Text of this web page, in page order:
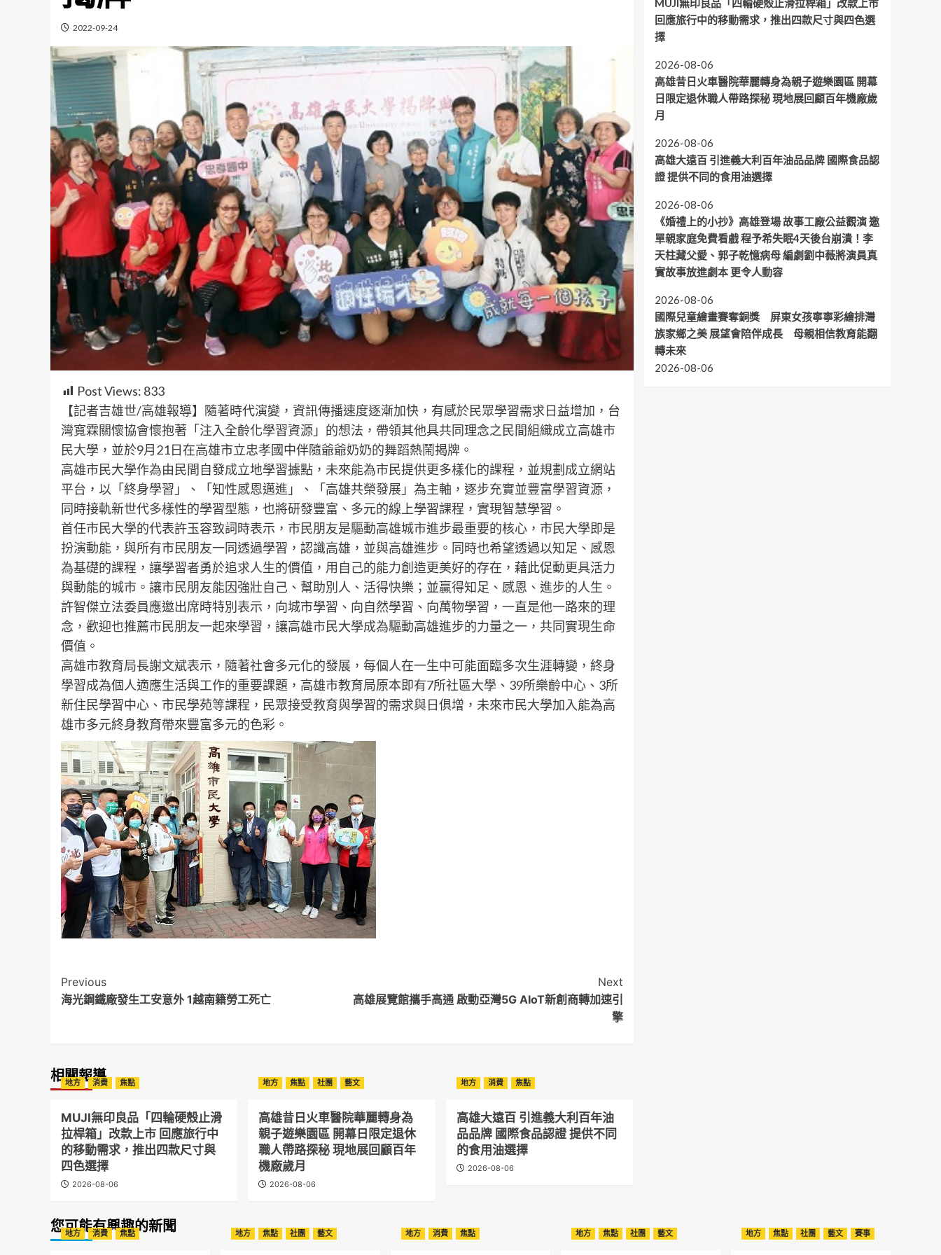
2022-09-24
Post Views: 833
【記者吉雄世/高雄報導】隨著時代演變，資訊傳播速度逐漸加快，有感於民眾學習需求日益增加，台
灣寬霖關懷協會懷抱著「注入全齡化學習資源」的想法，帶領其他具共同理念之民間組織成立高雄市
民大學，並於9月21日在高雄市立忠孝國中伴隨爺爺奶奶的舞蹈熱鬧揭牌。
高雄市民大學作為由民間自發成立地學習據點，未來能為市民提供更多樣化的課程，並規劃成立網站
平台，以「終身學習」、「知性感恩邁進」、「高雄共榮發展」為主軸，逐步充實並豐富學習資源，
同時接軌新世代多樣性的學習型態，也將研發豐富、多元的線上學習課程，實現智慧學習。
首任市民大學的代表許玉容致詞時表示，市民朋友是驅動高雄城市進步最重要的核心，市民大學即是
扮演動能，與所有市民朋友一同透過學習，認識高雄，並與高雄進步。同時也希望透過以知足、感恩
為基礎的課程，讓學習者勇於追求人生的價值，用自己的能力創造更美好的存在，藉此促動更具活力
與動能的城市。讓市民朋友能因強壯自己、幫助別人、活得快樂；並贏得知足、感恩、進步的人生。
許智傑立法委員應邀出席時特別表示，向城市學習、向自然學習、向萬物學習，一直是他一路來的理
念，歡迎也推薦市民朋友一起來學習，讓高雄市民大學成為驅動高雄進步的力量之一，共同實現生命
價值。
高雄市教育局長謝文斌表示，隨著社會多元化的發展，每個人在一生中可能面臨多次生涯轉變，終身
學習成為個人適應生活與工作的重要課題，高雄市教育局原本即有7所社區大學、39所樂齡中心、3所
新住民學習中心、市民學苑等課程，民眾接受教育與學習的需求與日俱增，未來市民大學加入能為高
雄市多元終身教育帶來豐富多元的色彩。
Post
Navigation
Previous
海光鋼鐵廠發生工安意外 1越南籍勞工死亡
Next
高雄展覽館攜手高通 啟動亞灣5G AIoT新創商轉加速引
擎
相關報導
地方 消費 焦點
MUJI無印良品「四輪硬殼止滑
拉桿箱」改款上市 回應旅行中
的移動需求，推出四款尺寸與
四色選擇
2026-08-06
地方 焦點 社團 藝文
高雄昔日火車醫院華麗轉身為
親子遊樂園區 開幕日限定退休
職人帶路探秘 現地展回顧百年
機廠歲月
2026-08-06
地方 消費 焦點
高雄大遠百 引進義大利百年油
品品牌 國際食品認證 提供不同
的食用油選擇
2026-08-06
MUJI無印良品「四輪硬殼止滑拉桿箱」改款上市
回應旅行中的移動需求，推出四款尺寸與四色選
擇
2026-08-06
高雄昔日火車醫院華麗轉身為親子遊樂園區 開幕
日限定退休職人帶路探秘 現地展回顧百年機廠歲
月
2026-08-06
高雄大遠百 引進義大利百年油品品牌 國際食品認
證 提供不同的食用油選擇
2026-08-06
《婚禮上的小抄》高雄登場 故事工廠公益觀演 邀
單親家庭免費看戲 程予希失眠4天後台崩潰！李
天柱藏父愛、郭子乾憶病母 編劇劉中薇將演員真
實故事放進劇本 更令人動容
2026-08-06
國際兒童繪畫賽奪銅獎 屏東女孩寧寧彩繪排灣
族家鄉之美 展望會陪伴成長 母親相信教育能翻
轉未來
2026-08-06
您可能有興趣的新聞
地方 消費 焦點 地方 焦點 社團 藝文 地方 消費 焦點 地方 焦點 社團 藝文 地方 焦點 社團 藝文 賽事